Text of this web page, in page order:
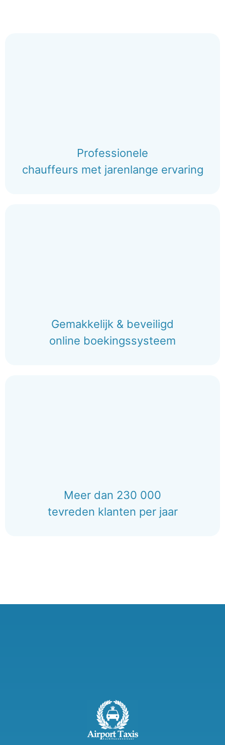
Professionele
chauffeurs met jarenlange ervaring
Gemakkelijk & beveiligd
online boekingssysteem
Meer dan 230 000
tevreden klanten per jaar